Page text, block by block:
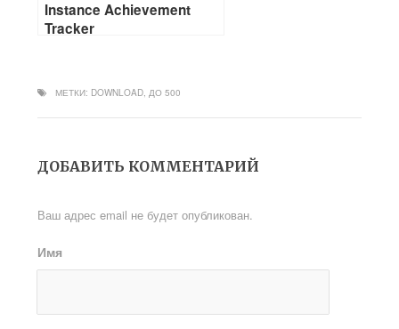
Instance Achievement
Tracker
МЕТКИ: DOWNLOAD,ДО 500
ДОБАВИТЬ КОММЕНТАРИЙ
Ваш адрес email не будет опубликован.
Имя